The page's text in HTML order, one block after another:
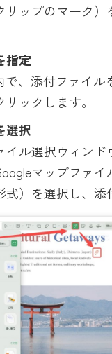
リップのマーク）
指定
で、添付ファイル
ックします。
選択
イル選択ウィンド
マップファイ
式）を選択し、添